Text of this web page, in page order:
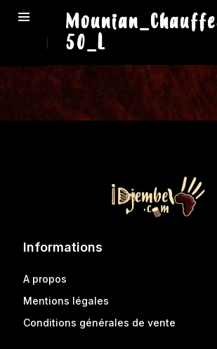
50_L
Informations
A propos
Mentions légales
Conditions générales de vente